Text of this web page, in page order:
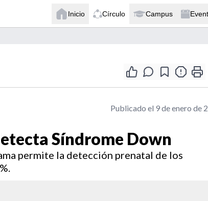
Inicio Círculo Campus
Publicado el 9 de enero de
Síndrome Down
permite la detección prenatal de los